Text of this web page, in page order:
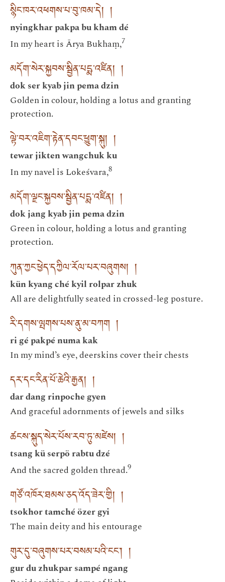
སྙིང་ཁར་འཕགས་པ་བུ་ཁམ་དེ། །
nyingkhar pakpa bu kham dé
In my heart is Ārya Bukhaṃ,7
མདོག་སེར་སྐྱབས་སྦྱིན་པདྨ་འཛིན། །
dok ser kyab jin pema dzin
Golden in colour, holding a lotus and granting
protection.
ལྟེ་བར་འཇིག་རྟེན་དབང་ཕྱུག་སྐུ། །
tewar jikten wangchuk ku
In my navel is Lokeśvara,8
མདོག་ལྗང་སྐྱབས་སྦྱིན་པདྨ་འཛིན། །
dok jang kyab jin pema dzin
Green in colour, holding a lotus and granting
protection.
ཀུན་ཀྱང་ཕྱེད་དཀྱིལ་རོལ་པར་བཞུགས། །
kün kyang ché kyil rolpar zhuk
All are delightfully seated in crossed-leg posture.
རི་དགས་ལྤགས་པས་ནུ་མ་བཀག །
ri gé pakpé numa kak
In my mind’s eye, deerskins cover their chests
དར་དང་རིན་པོ་ཆེའི་རྒྱན། །
dar dang rinpoche gyen
And graceful adornments of jewels and silks
ཚངས་སྐུད་སེར་པོས་རབ་ཏུ་མཛེས། །
tsang kü serpö rabtu dzé
And the sacred golden thread.9
གཙོ་འཁོར་ཐམས་ཅད་འོད་ཟེར་གྱི། །
tsokhor tamché özer gyi
The main deity and his entourage
གུར་དུ་བཞུགས་པར་བསམ་པའི་ངང་། །
gur du zhukpar sampé ngang